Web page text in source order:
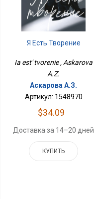
Я Есть Творение
Ia est' tvorenie , Askarova
A.Z.
Аскарова А.З.
Артикул: 1548970
$34.09
Доставка за 14–20 дней
КУПИТЬ